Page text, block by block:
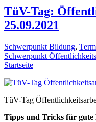
TüV-Tag:
25.09.2021
Schwerpunkt Bildung,
Schwerpunkt
Startseite
TüV-Tag
Tipps und Tricks für gute